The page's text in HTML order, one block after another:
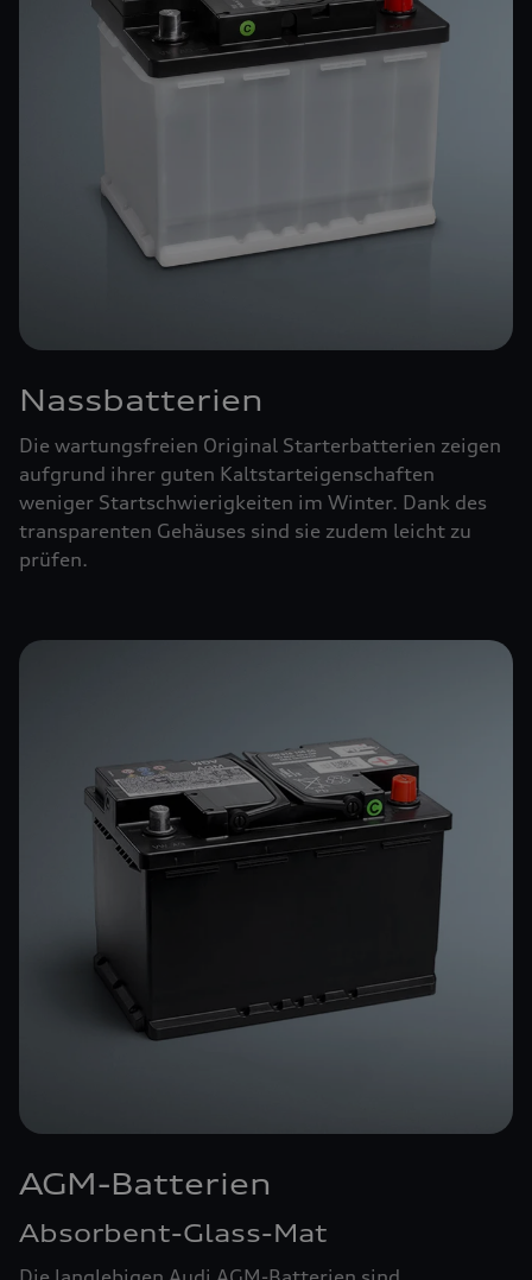
Nassbatterien
Die wartungsfreien Original Starterbatterien zeigen
aufgrund ihrer guten Kaltstarteigenschaften
weniger Startschwierigkeiten im Winter. Dank des
transparenten Gehäuses sind sie zudem leicht zu
prüfen.
AGM-Batterien
Absorbent-Glass-Mat